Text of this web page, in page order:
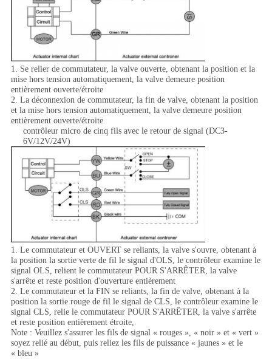
1. Se relier de commutateur, la valve ouverte, obtenant la position et la
mise hors tension automatiquement, la valve demeure position
entièrement ouverte/étroite
2. La déconnexion de commutateur, la fin de valve, obtenant la position
et la mise hors tension automatiquement, la valve demeure position
entièrement ouverte/étroite
contrôleur micro de cinq fils avec le retour de signal (DC3-
6V/12V/24V)
1. Le commutateur et OUVERT se reliants, la valve s'ouvre, obtenant à
la position la sortie verte de fil le signal d'OLS, le contrôleur examine le
signal OLS, relient le commutateur POUR S'ARRÊTER, la valve
s'arrête et reste position d'ouverture entièrement
2. Le commutateur et la FIN se reliants, la fin de valve, obtenant à la
position la sortie rouge de fil le signal de CLS, le contrôleur examine le
signal CLS, relie le commutateur POUR S'ARRÊTER, la valve s'arrête
et reste position entièrement étroite,
Note : Veuillez s'assurer les fils de signal « rouges », « noir » et « vert »
soyez relié au début, puis reliez les fils de puissance « jaunes » et le
« bleu »